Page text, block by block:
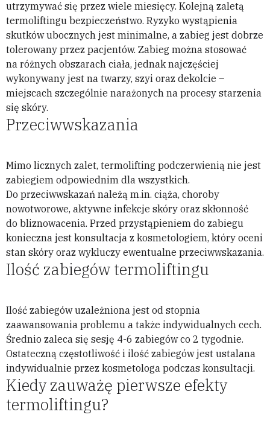
utrzymywać się przez wiele miesięcy. Kolejną zaletą
termoliftingu bezpieczeństwo. Ryzyko wystąpienia
skutków ubocznych jest minimalne, a zabieg jest dobrze
tolerowany przez pacjentów. Zabieg można stosować
na różnych obszarach ciała, jednak najczęściej
wykonywany jest na twarzy, szyi oraz dekolcie –
miejscach szczególnie narażonych na procesy starzenia
się skóry.
Przeciwwskazania
Mimo licznych zalet, termolifting podczerwienią nie jest
zabiegiem odpowiednim dla wszystkich.
Do przeciwwskazań należą m.in. ciąża, choroby
nowotworowe, aktywne infekcje skóry oraz skłonność
do bliznowacenia. Przed przystąpieniem do zabiegu
konieczna jest konsultacja z kosmetologiem, który oceni
stan skóry oraz wykluczy ewentualne przeciwwskazania.
Ilość zabiegów termoliftingu
Ilość zabiegów uzależniona jest od stopnia
zaawansowania problemu a także indywidualnych cech.
Średnio zaleca się sesję 4-6 zabiegów co 2 tygodnie.
Ostateczną częstotliwość i ilość zabiegów jest ustalana
indywidualnie przez kosmetologa podczas konsultacji.
Kiedy zauważę pierwsze efekty
termoliftingu?